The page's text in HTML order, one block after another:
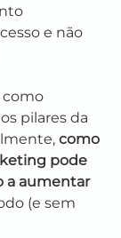
e não
como
pilares da
como
pode
a aumentar
(e sem